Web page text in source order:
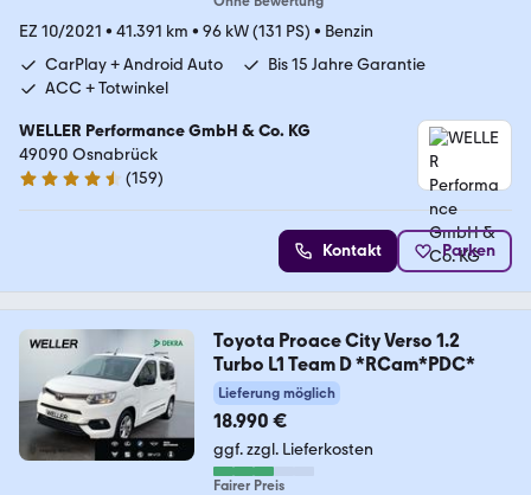
EZ 10/2021 • 41.391 km • 96 kW (131 PS) • Benzin
CarPlay + Android Auto
Bis 15 Jahre Garantie
ACC + Totwinkel
WELLER Performance GmbH & Co. KG
49090 Osnabrück
4.5 Sterne
(159)
Kontakt Parken
Toyota Proace City Verso 1.2
Turbo L1 Team D *RCam*PDC*
Lieferung möglich
18.990 €
ggf. zzgl. Lieferkosten
Fairer Preis